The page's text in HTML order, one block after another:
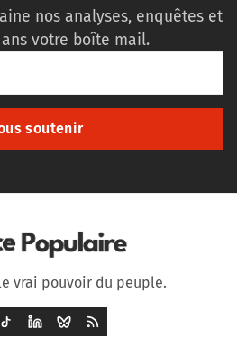
nos analyses, enquêtes et
votre boîte mail.
soutenir
vrai pouvoir du peuple.